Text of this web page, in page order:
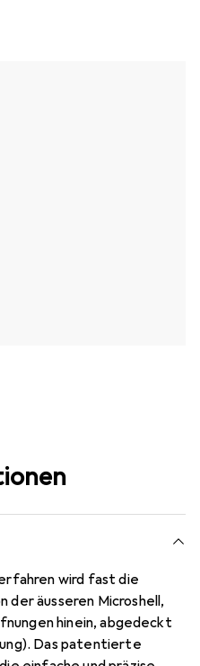
wird fast die
der äusseren Microshell,
hinein, abgedeckt
Das patentierte